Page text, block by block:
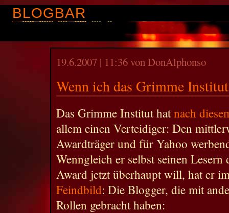
BLOGBAR
19.6.2007 | 11:36 von DonAlphonso
Wenn ich das Grimme
Das Grimme Institut hatnach
allem einen Verteidiger: Den
Awardträger und für Yahoo
Wenngleich er selbst seinen
Award jetzt überhaupt will, hat er
Feindbild: Die Blogger, die mit
Rollen gebracht haben: